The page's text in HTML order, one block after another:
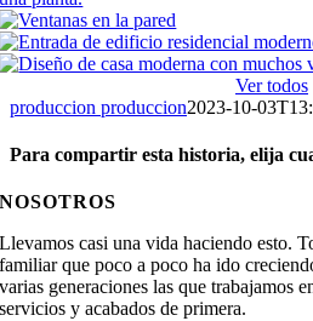
Ver todos
produccion produccion2023-10-
Para compartir esta historia, elija
Facebook
X
Reddit
LinkedIn
WhatsApp
Telegram
Tumblr
Pinterest
Vk
Xing
Correo
NOSOTROS
Llevamos casi una vida haciendo esto.
familiar que poco a poco ha ido
varias generaciones las que trabajamos
servicios y acabados de primera.